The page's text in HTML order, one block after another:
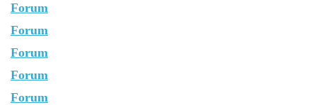
Forum
Forum
Forum
Forum
Forum